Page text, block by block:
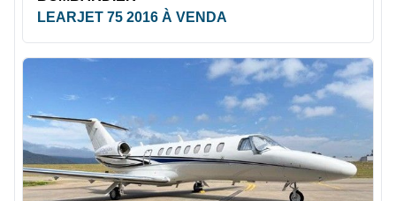
LEARJET 75 2016 À VENDA